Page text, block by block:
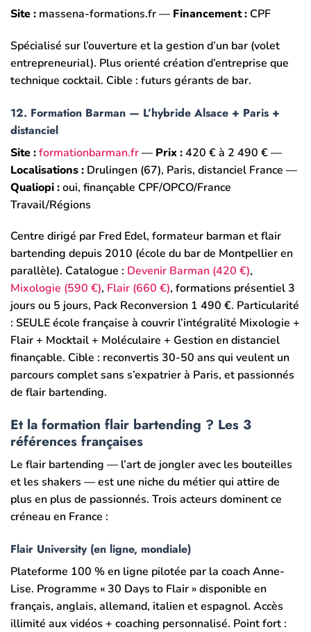
Site : massena-formations.fr — Financement : CPF
Spécialisé sur l’ouverture et la gestion d’un bar (volet
entrepreneurial). Plus orienté création d’entreprise que
technique cocktail. Cible : futurs gérants de bar.
12. Formation Barman — L’hybride Alsace + Paris +
distanciel
Site :formationbarman.fr— Prix :420 € à 2 490 € —
Localisations : Drulingen (67), Paris, distanciel France —
Qualiopi :oui, finançable CPF/OPCO/France
Travail/Régions
Centre dirigé par Fred Edel, formateur barman et flair
bartending depuis 2010 (école du bar de Montpellier en
parallèle). Catalogue : Devenir Barman (420 €),
Mixologie (590 €), Flair (660 €), formations présentiel 3
jours ou 5 jours, Pack Reconversion 1 490 €. Particularité
: SEULE école française à couvrir l’intégralité Mixologie +
Flair + Mocktail + Moléculaire + Gestion en distanciel
finançable. Cible : reconvertis 30-50 ans qui veulent un
parcours complet sans s’expatrier à Paris, et passionnés
de flair bartending.
Et la formation flair bartending ? Les 3
références françaises
Le flair bartending — l’art de jongler avec les bouteilles
et les shakers — est une niche du métier qui attire de
plus en plus de passionnés. Trois acteurs dominent ce
créneau en France :
Flair University (en ligne, mondiale)
Plateforme 100 % en ligne pilotée par la coach Anne-
Lise. Programme « 30 Days to Flair » disponible en
français, anglais, allemand, italien et espagnol. Accès
illimité aux vidéos + coaching personnalisé. Point fort :